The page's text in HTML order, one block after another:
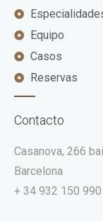
Equipo
Casos
Reservas
Contacto
Casanova, 266
Barcelona
+ 34 932 150 990